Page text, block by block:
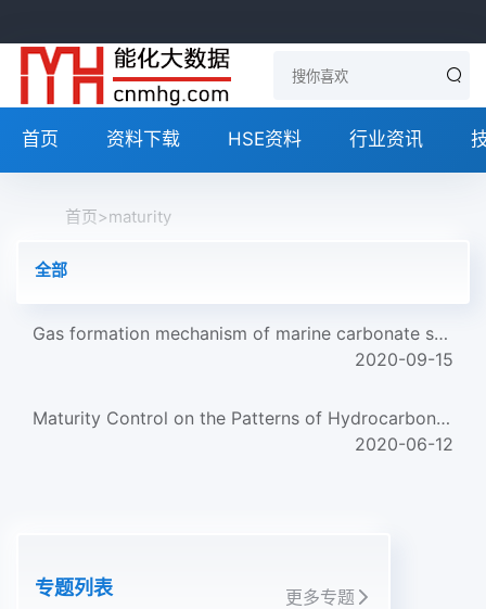
首页 资料下载 HSE资料 行业资讯
首页>maturity
全部
Gas formation mechanism of marine carbonate source rocks in China
2020-09-15
Maturity Control on the Patterns of Hydrocarbon Regeneration from Coal
2020-06-12
专题列表 更多专题